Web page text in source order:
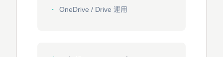
OneDrive / Drive 運用